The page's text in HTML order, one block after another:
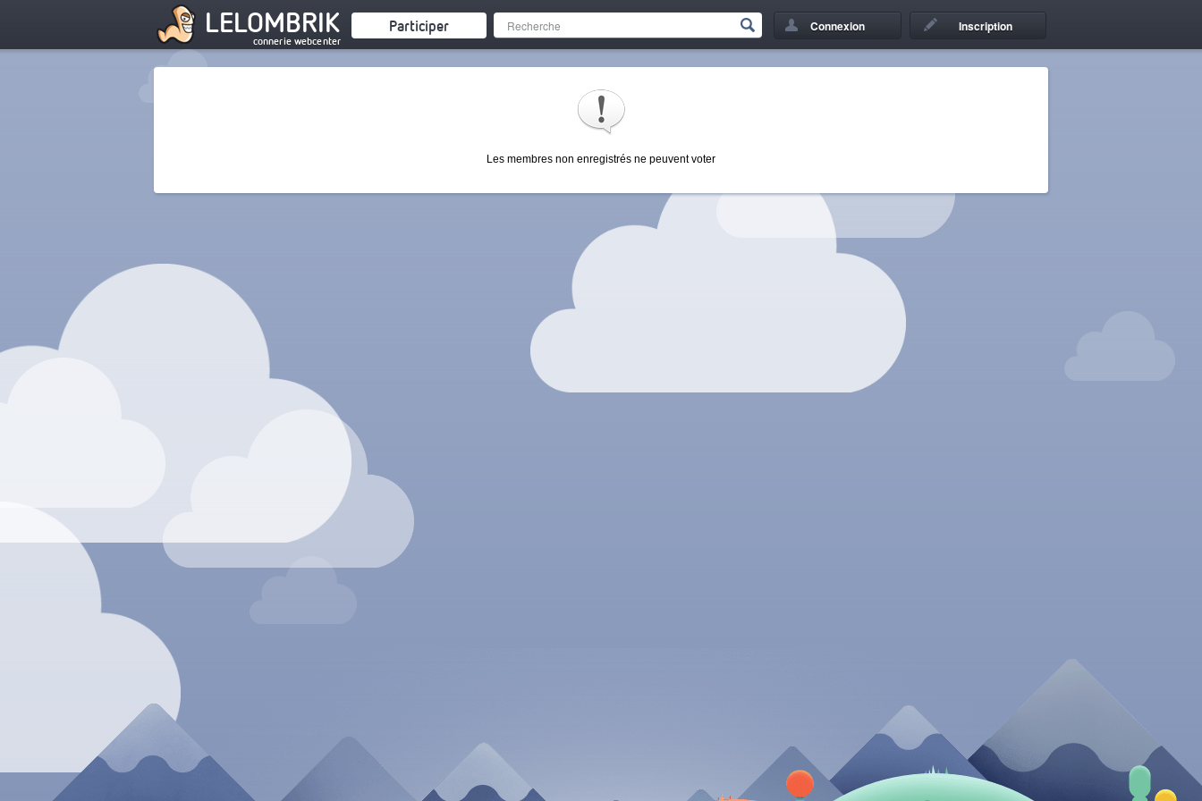
LELOMBRIK
connerie webcenter
Participer Connexion Inscription
Les membres non enregistrés ne peuvent voter